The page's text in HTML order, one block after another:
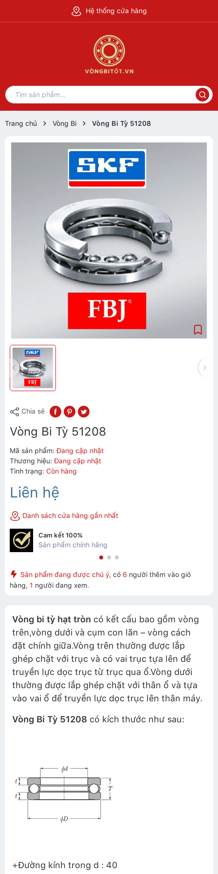
Hệ thống cửa hàng
Trang chủ Vòng Bi Vòng Bi Tỳ 51208
Chia sẻ
Vòng Bi Tỳ 51208
Mã sản phẩm: Đang cập nhật
Thương hiệu: Đang cập nhật
Tình trạng: Còn hàng
Liên hệ
Danh sách cửa hàng gần nhất
Cam kết 100%
Sản phẩm chính hãng
Sản phẩm đang được chú ý, có 6 người thêm vào giỏ
hàng, 1 người đang xem.
Vòng bi tỳ hạt tròn có kết cấu bao gồm vòng
trên,vòng dưới và cụm con lăn – vòng cách
đặt chính giữa.Vòng trên thường được lắp
ghép chặt với trục và có vai trục tựa lên để
truyền lực dọc trục từ trục qua ổ.Vòng dưới
thường được lắp ghép chặt với thân ổ và tựa
vào vai ổ để truyền lực dọc trục lên thân máy.
Vòng Bi Tỳ 51208 có kích thước như sau:
+Đường kính trong d : 40